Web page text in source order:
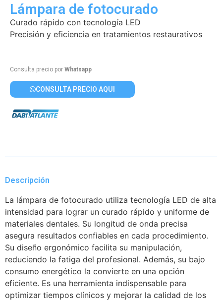
Lámpara de fotocurado
Curado rápido con tecnología LED
Precisión y eficiencia en tratamientos restaurativos
Consulta precio por Whatsapp
CONSULTA PRECIO AQUI
Descripción
La lámpara de fotocurado utiliza tecnología LED de alta
intensidad para lograr un curado rápido y uniforme de
materiales dentales. Su longitud de onda precisa
asegura resultados confiables en cada procedimiento.
Su diseño ergonómico facilita su manipulación,
reduciendo la fatiga del profesional. Además, su bajo
consumo energético la convierte en una opción
eficiente. Es una herramienta indispensable para
optimizar tiempos clínicos y mejorar la calidad de los